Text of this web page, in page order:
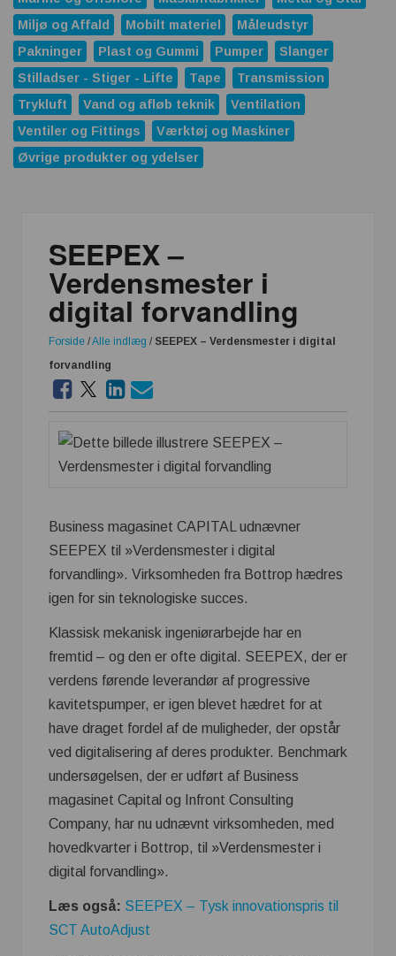
Miljø og Affald
Mobilt materiel
Måleudstyr
Pakninger
Plast og Gummi Pumper
Slanger
Stilladser - Stiger - Lifte
Tape
Transmission
Trykluft
Vand og afløb teknik
Ventilation
Ventiler og Fittings
Værktøj og Maskiner
Øvrige produkter og ydelser
SEEPEX –
Verdensmester i
digital forvandling
Forside /Alle indlæg / SEEPEX – Verdensmester i digital
forvandling
Business magasinet CAPITAL udnævner
SEEPEX til »Verdensmester i digital
forvandling». Virksomheden fra Bottrop hædres
igen for sin teknologiske succes.
Klassisk mekanisk ingeniørarbejde har en
fremtid – og den er ofte digital. SEEPEX, der er
verdens førende leverandør af progressive
kavitetspumper, er igen blevet hædret for at
have draget fordel af de muligheder, der opstår
ved digitalisering af deres produkter. Benchmark
undersøgelsen, der er udført af Business
magasinet Capital og Infront Consulting
Company, har nu udnævnt virksomheden, med
hovedkvarter i Bottrop, til »Verdensmester i
digital forvandling».
Læs også: SEEPEX – Tysk innovationspris til
SCT AutoAdjust